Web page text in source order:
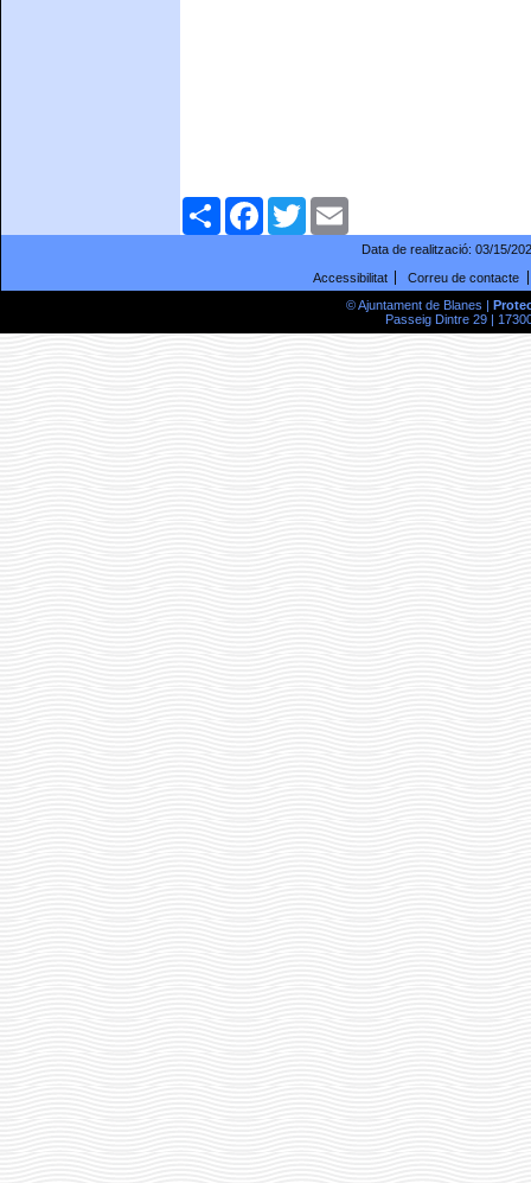
ComparteixFacebookTwitter
Data de realització: 03/15/
Accessibilitat
Correu de contacte
© Ajuntament de Blanes |
Passeig Dintre 29 |